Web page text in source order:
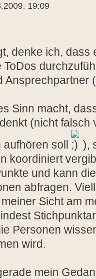
19:09
denke ich, dass
ToDos
Ansprechpartner
Sinn macht,
(nicht falsch
aufhören soll
),
koordiniert
und kann
abfragen.
Sicht am
Personen
wird.
mein